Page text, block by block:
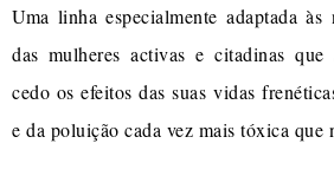
Uma linha especialmente adaptada às
das mulheres activas e citadinas
cedo os efeitos das suas vidas
e da poluição cada vez mais tóxica que